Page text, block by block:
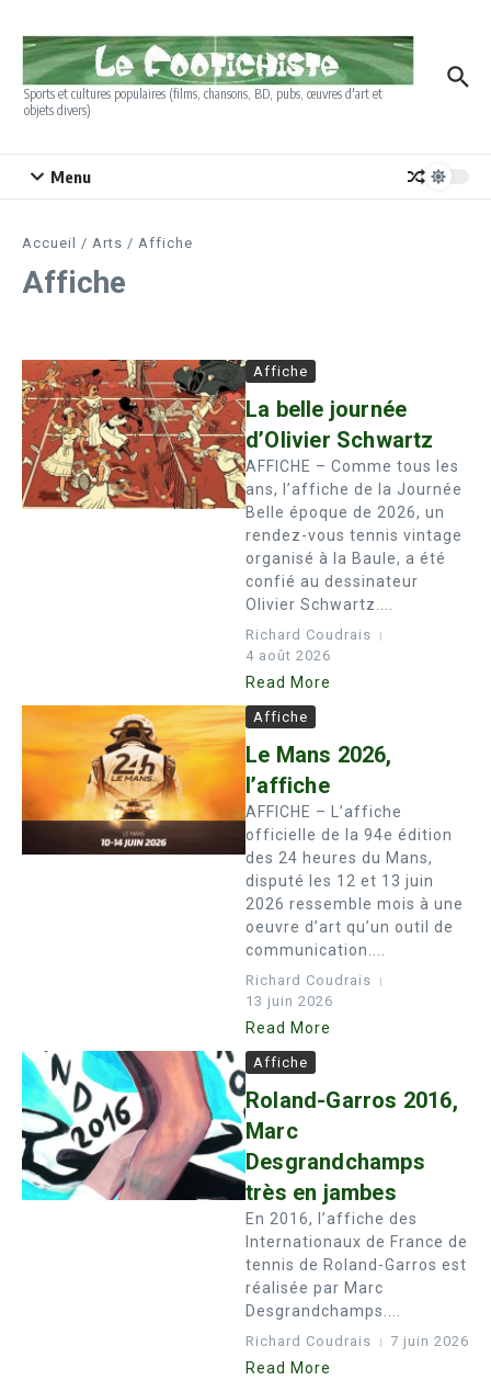
Sports et cultures populaires (films, chansons, BD, pubs, œuvres d'art et
objets divers)
Menu
Accueil / Arts / Affiche
Affiche
Affiche
La belle journée
d’Olivier Schwartz
AFFICHE – Comme tous les
ans, l’affiche de la Journée
Belle époque de 2026, un
rendez-vous tennis vintage
organisé à la Baule, a été
confié au dessinateur
Olivier Schwartz....
Richard Coudrais
4 août 2026
Read More
Affiche
Le Mans 2026,
l’affiche
AFFICHE – L’affiche
officielle de la 94e édition
des 24 heures du Mans,
disputé les 12 et 13 juin
2026 ressemble mois à une
oeuvre d’art qu’un outil de
communication....
Richard Coudrais
13 juin 2026
Read More
Affiche
Roland-Garros 2016,
Marc
Desgrandchamps
très en jambes
En 2016, l’affiche des
Internationaux de France de
tennis de Roland-Garros est
réalisée par Marc
Desgrandchamps....
Richard Coudrais 7 juin 2026
Read More